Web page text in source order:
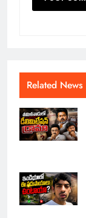
Related News